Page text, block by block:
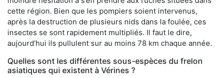
cette région. Bien que les pompiers soient intervenus,
après la destruction de plusieurs nids dans la foulée, ces
insectes se sont rapidement multipliés. Il faut le dire,
aujourd’hui ils pullulent sur au moins 78 km chaque année.
Quelles sont les différentes sous-espèces du frelon
asiatiques qui existent à Vérines ?